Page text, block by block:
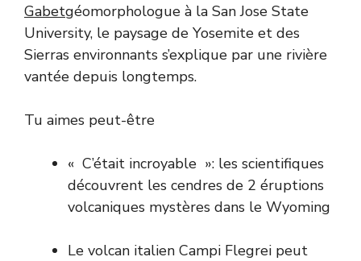
Gabetgéomorphologue à la San Jose State
University, le paysage de Yosemite et des
Sierras environnants s’explique par une rivière
vantée depuis longtemps.
Tu aimes peut-être
« C’était incroyable »: les scientifiques
découvrent les cendres de 2 éruptions
volcaniques mystères dans le Wyoming
Le volcan italien Campi Flegrei peut